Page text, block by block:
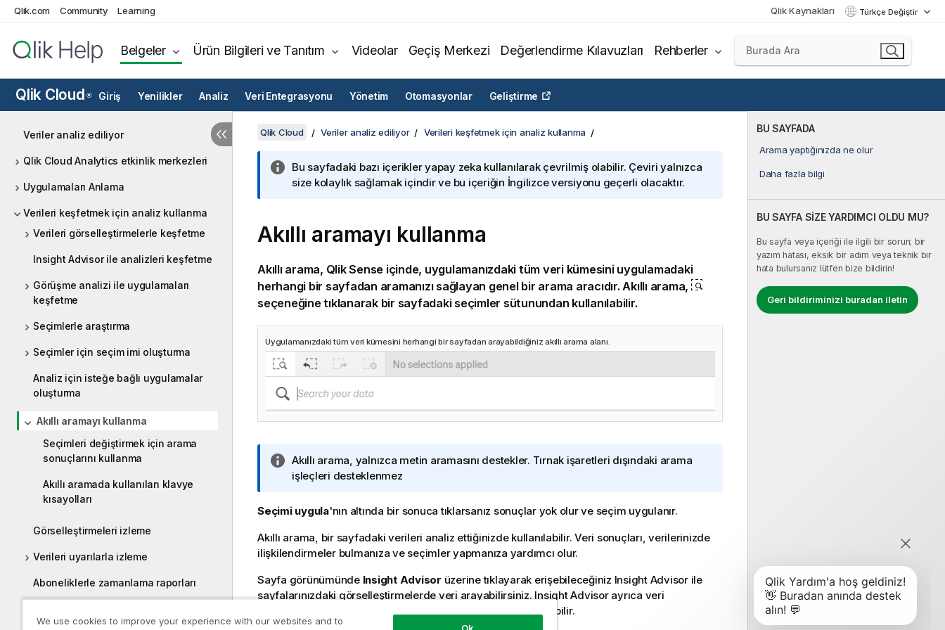
Qlik.com Community Learning Qlik Kaynakları Türkçe Değiştir
Belgeler Ürün Bilgileri ve Tanıtım Videolar Geçiş Merkezi Değerlendirme Kılavuzları Rehberler
Qlik Cloud ® Giriş Yenilikler Analiz Veri Entegrasyonu Yönetim Otomasyonlar Geliştirme
Veriler analiz ediliyor
Qlik Cloud Analytics etkinlik merkezleri
Uygulamaları Anlama
Verileri keşfetmek için analiz kullanma
Verileri görselleştirmelerle keşfetme
Insight Advisor ile analizleri keşfetme
Görüşme analizi ile uygulamaları
keşfetme
Seçimlerle araştırma
Seçimler için seçim imi oluşturma
Analiz için isteğe bağlı uygulamalar
oluşturma
Akıllı aramayı kullanma
Seçimleri değiştirmek için arama
sonuçlarını kullanma
Akıllı aramada kullanılan klavye
kısayolları
Görselleştirmeleri izleme
Verileri uyarılarla izleme
Aboneliklerle zamanlama raporları
BU SAYFADA
Arama yaptığınızda ne olur
Daha fazla bilgi
BU SAYFA SİZE YARDIMCI OLDU MU?
Bu sayfa veya içeriği ile ilgili bir sorun; bir
yazım hatası, eksik bir adım veya teknik bir
hata bulursanız lütfen bize bildirin!
Geri bildiriminizi buradan iletin
Qlik Cloud Veriler analiz ediliyor Verileri keşfetmek için analiz kullanma
Bu sayfadaki bazı içerikler yapay zeka kullanılarak çevrilmiş olabilir. Çeviri yalnızca
size kolaylık sağlamak içindir ve bu içeriğin İngilizce versiyonu geçerli olacaktır.
Akıllı aramayı kullanma
Akıllı arama, Qlik Sense içinde, uygulamanızdaki tüm veri kümesini uygulamadaki
herhangi bir sayfadan aramanızı sağlayan genel bir arama aracıdır. Akıllı arama,
seçeneğine tıklanarak bir sayfadaki seçimler sütunundan kullanılabilir.
Uygulamanızdaki tüm veri kümesini herhangi bir sayfadan arayabildiğiniz akıllı arama alanı.
B
i
g
n
o
u
Akıllı arama, yalnızca metin aramasını destekler. Tırnak işaretleri dışındaki arama
işleçleri desteklenmez
Seçimi uygula'nın altında bir sonuca tıklarsanız sonuçlar yok olur ve seçim uygulanır.
Akıllı arama, bir sayfadaki verileri analiz ettiğinizde kullanılabilir. Veri sonuçları, verilerinizde
ilişkilendirmeler bulmanıza ve seçimler yapmanıza yardımcı olur.
Sayfa görünümünde Insight Advisor üzerine tıklayarak erişebileceğiniz Insight Advisorile
sayfalarınızdakigörselleştirmelerdeveri arayabilirsiniz.Insight Advisorayrıca veri
aramalarınızı temel alarak yeni görselleştirmeler de oluşturabilir.
We use cookies to improve your experience with our websites and to